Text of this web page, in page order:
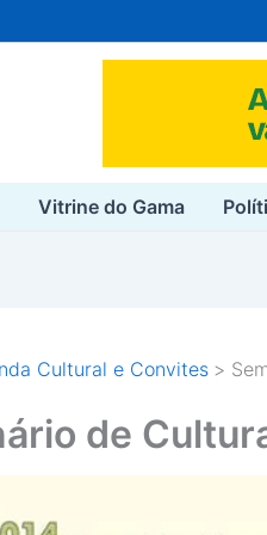
Vitrine do Gama
Cultural e Convites
de